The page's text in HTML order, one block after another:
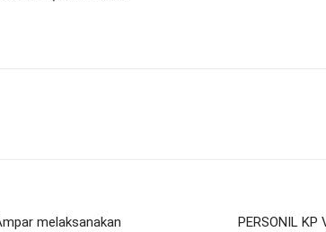
melaksanakan
PERSONIL KP